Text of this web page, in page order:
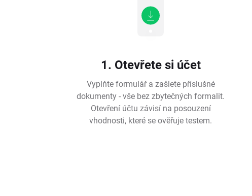
1. Otevřete si účet
Vyplňte formulář a zašlete příslušné
dokumenty - vše bez zbytečných formalit.
Otevření účtu závisí na posouzení
vhodnosti, které se ověřuje testem.